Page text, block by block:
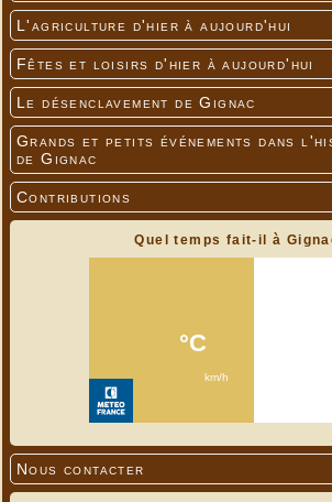
L'agriculture d'hier à aujourd'hui
Fêtes et loisirs d'hier à aujourd'hui
Le désenclavement de Gignac
Grands et petits événements dans
de Gignac
Contributions
Quel temps fait-il à
Nous contacter